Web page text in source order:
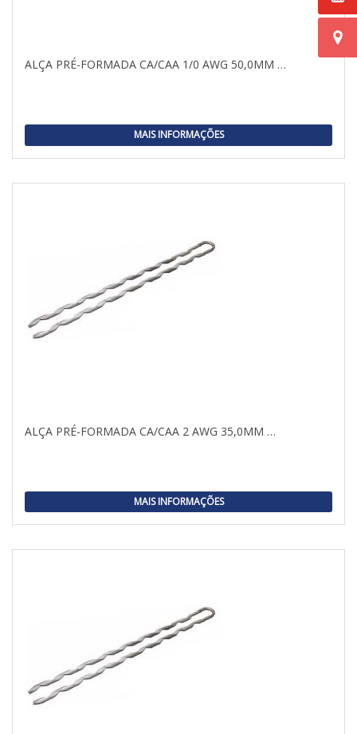
ALÇA PRÉ-FORMADA CA/CAA 1/0 AWG 50,0MM …
MAIS INFORMAÇÕES
ALÇA PRÉ-FORMADA CA/CAA 2 AWG 35,0MM …
MAIS INFORMAÇÕES